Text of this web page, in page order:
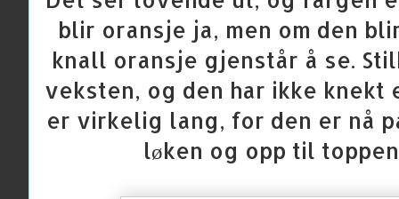
blir oransje ja, men om den
knall oransje gjenstår å se.
veksten, og den har ikke knekt
er virkelig lang, for den er nå
løken og opp til